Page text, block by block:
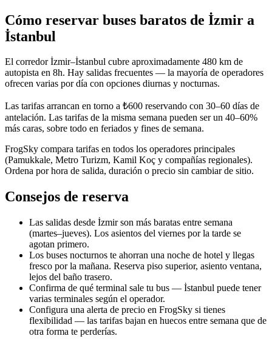
Cómo reservar buses baratos de İzmir a
İstanbul
El corredor İzmir–İstanbul cubre aproximadamente 480 km de
autopista en 8h. Hay salidas frecuentes — la mayoría de operadores
ofrecen varias por día con opciones diurnas y nocturnas.
Las tarifas arrancan en torno a ₺600 reservando con 30–60 días de
antelación. Las tarifas de la misma semana pueden ser un 40–60%
más caras, sobre todo en feriados y fines de semana.
FrogSky compara tarifas en todos los operadores principales
(Pamukkale, Metro Turizm, Kamil Koç y compañías regionales).
Ordena por hora de salida, duración o precio sin cambiar de sitio.
Consejos de reserva
Las salidas desde İzmir son más baratas entre semana
(martes–jueves). Los asientos del viernes por la tarde se
agotan primero.
Los buses nocturnos te ahorran una noche de hotel y llegas
fresco por la mañana. Reserva piso superior, asiento ventana,
lejos del baño trasero.
Confirma de qué terminal sale tu bus — İstanbul puede tener
varias terminales según el operador.
Configura una alerta de precio en FrogSky si tienes
flexibilidad — las tarifas bajan en huecos entre semana que de
otra forma te perderías.